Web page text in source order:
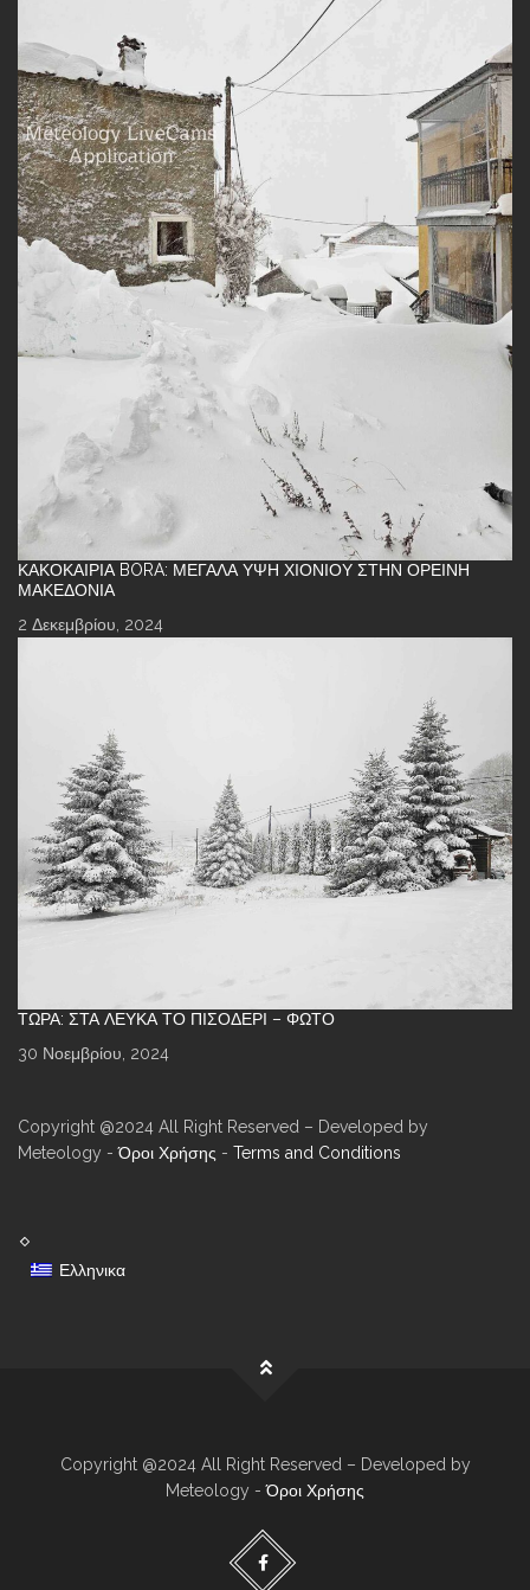
ΚΑΚΟΚΑΙΡΊΑ BORA: ΜΕΓΆΛΑ ΎΨΗ ΧΙΟΝΙΟΎ ΣΤΗΝ ΟΡΕΙΝΉ
ΜΑΚΕΔΟΝΊΑ
2 Δεκεμβρίου, 2024
ΤΏΡΑ: ΣΤΑ ΛΕΥΚΆ ΤΟ ΠΙΣΟΔΈΡΙ – ΦΩΤΌ
30 Νοεμβρίου, 2024
Copyright @2024 All Right Reserved – Developed by
Meteology -Όροι Χρήσης - Terms and Conditions
Ελληνικα
Copyright @2024 All Right Reserved – Developed by
Meteology -Όροι Χρήσης